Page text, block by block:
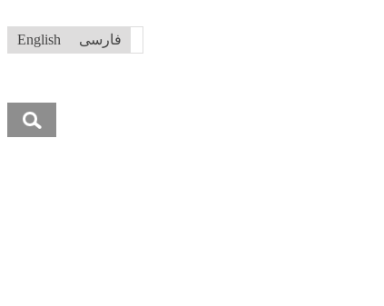
فارسی English